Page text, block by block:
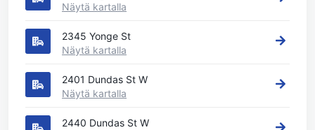
Näytä kartalla
2345 Yonge St
Näytä kartalla
2401 Dundas St W
Näytä kartalla
2440 Dundas St W